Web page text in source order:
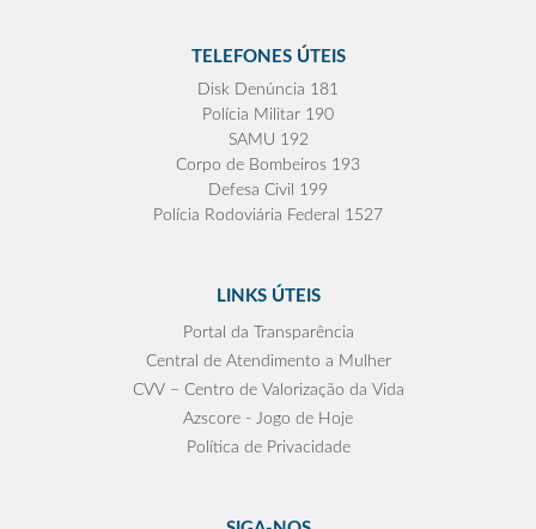
TELEFONES ÚTEIS
Disk Denúncia 181
Polícia Militar 190
SAMU 192
Corpo de Bombeiros 193
Defesa Civil 199
Polícia Rodoviária Federal 1527
LINKS ÚTEIS
Portal da Transparência
Central de Atendimento a Mulher
CVV – Centro de Valorização da Vida
Azscore - Jogo de Hoje
Política de Privacidade